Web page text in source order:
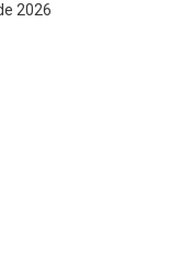
2026